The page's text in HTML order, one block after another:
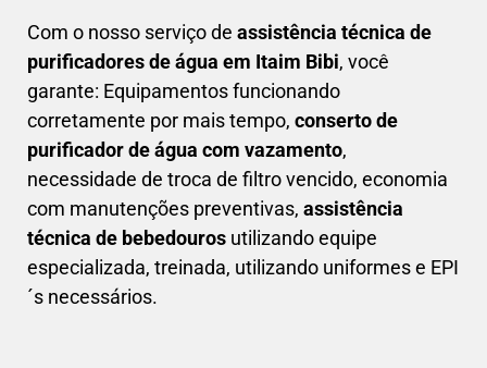
Com o nosso serviço de assistência técnica de
purificadores de água em Itaim Bibi, você
garante: Equipamentos funcionando
corretamente por mais tempo, conserto de
purificador de água com vazamento,
necessidade de troca de filtro vencido, economia
com manutenções preventivas, assistência
técnica de bebedouros utilizando equipe
especializada, treinada, utilizando uniformes e EPI
´s necessários.